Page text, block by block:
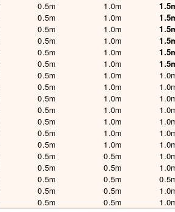
0.5m
0.5m
0.5m
0.5m
0.5m
0.5m
0.5m
0.5m
0.5m
0.5m
0.5m
0.5m
0.5m
0.5m
0.5m
0.5m
0.5m
0.5m
1.0m
1.0m
1.0m
1.0m
1.0m
1.0m
1.0m
1.0m
1.0m
1.0m
1.0m
1.0m
1.0m
0.5m
0.5m
0.5m
0.5m
0.5m